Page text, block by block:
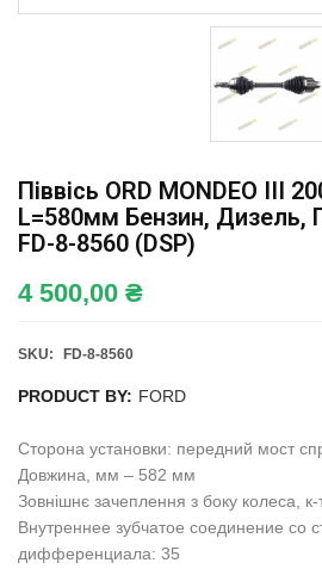
Піввісь ORD MONDEO III
L=580мм Бензин, Дизель,
FD-8-8560 (DSP)
4 500,00 ₴
SKU: FD-8-8560
PRODUCT BY: FORD
Сторона установки: передний мост
Довжина, мм – 582 мм
Зовнішнє зачеплення з боку колеса, к-
Внутреннее зубчатое соединение со
дифференциала: 35